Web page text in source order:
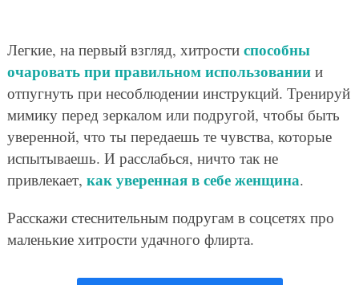
Легкие, на первый взгляд, хитрости способны
очаровать при правильном использованиии
отпугнуть при несоблюдении инструкций. Тренируй
мимику перед зеркалом или подругой, чтобы быть
уверенной, что ты передаешь те чувства, которые
испытываешь. И расслабься, ничто так не
привлекает, как уверенная в себе женщина.
Расскажи стеснительным подругам в соцсетях про
маленькие хитрости удачного флирта.